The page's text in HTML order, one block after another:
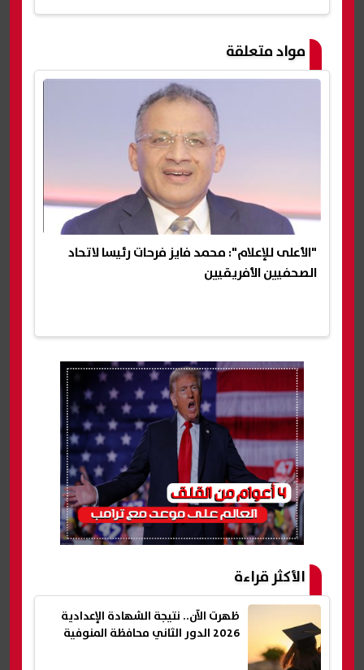
مواد متعلقة
"الأعلى للإعلام": محمد فايز فرحات رئيسا لاتحاد
الصحفيين الأفريقيين
الأكثر قراءة
ظهرت الآن.. نتيجة الشهادة الإعدادية
2026 الدور الثاني محافظة المنوفية